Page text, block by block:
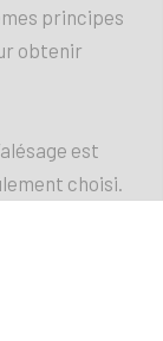
principes
obtenir
est
choisi.